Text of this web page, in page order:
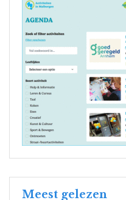
Meest gelezen